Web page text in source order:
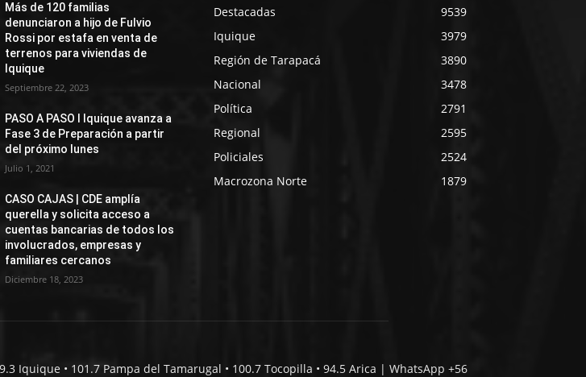
Más de 120 familias
denunciaron a hijo de Fulvio
Rossi por estafa en venta de
terrenos para viviendas de
Iquique
Septiembre 22, 2023
PASO A PASO I Iquique avanza a
Fase 3 de Preparación a partir
del próximo lunes
Julio 1, 2021
CASO CAJAS | CDE amplía
querella y solicita acceso a
cuentas bancarias de todos los
involucrados, empresas y
familiares cercanos
Diciembre 18, 2023
Destacadas
9539
Iquique
3979
Región de Tarapacá
3890
Nacional
3478
Política
2791
Regional
2595
Policiales
2524
Macrozona Norte
1879
• 101.7 Pampa del Tamarugal • 100.7 Tocopilla • 94.5 Arica | WhatsApp +56